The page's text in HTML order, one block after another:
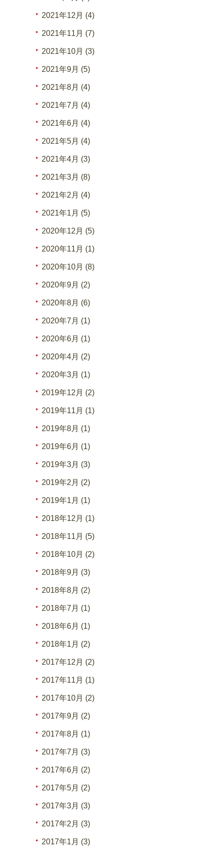
2021年12月 (4)
2021年11月 (7)
2021年10月 (3)
2021年9月 (5)
2021年8月 (4)
2021年7月 (4)
2021年6月 (4)
2021年5月 (4)
2021年4月 (3)
2021年3月 (8)
2021年2月 (4)
2021年1月 (5)
2020年12月 (5)
2020年11月 (1)
2020年10月 (8)
2020年9月 (2)
2020年8月 (6)
2020年7月 (1)
2020年6月 (1)
2020年4月 (2)
2020年3月 (1)
2019年12月 (2)
2019年11月 (1)
2019年8月 (1)
2019年6月 (1)
2019年3月 (3)
2019年2月 (2)
2019年1月 (1)
2018年12月 (1)
2018年11月 (5)
2018年10月 (2)
2018年9月 (3)
2018年8月 (2)
2018年7月 (1)
2018年6月 (1)
2018年1月 (2)
2017年12月 (2)
2017年11月 (1)
2017年10月 (2)
2017年9月 (2)
2017年8月 (1)
2017年7月 (3)
2017年6月 (2)
2017年5月 (2)
2017年3月 (3)
2017年2月 (3)
2017年1月 (3)